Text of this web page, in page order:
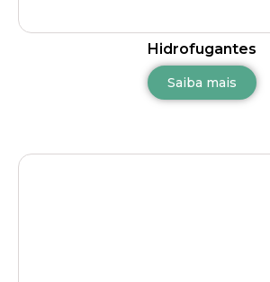
Hidrofugantes
Saiba mais